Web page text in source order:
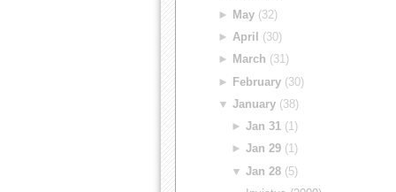
►
May(32)
► April
(30)
►
March (31)
► February(30)
▼ January(38)
►Jan 31 (1)
►Jan 29 (1)
▼Jan 28 (5)